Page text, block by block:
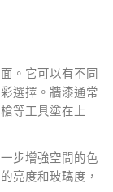
。它可以有不同
選擇。牆漆通常
等工具塗在上
步增強空間的色
亮度和玻璃度，